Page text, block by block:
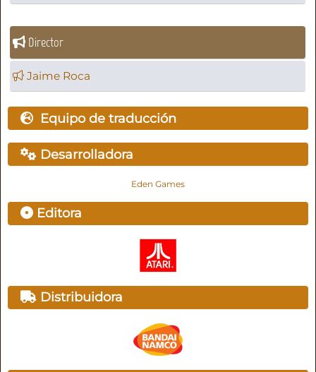
Director
Jaime Roca
Equipo de traducción
Desarrolladora
Eden Games
Editora
Distribuidora